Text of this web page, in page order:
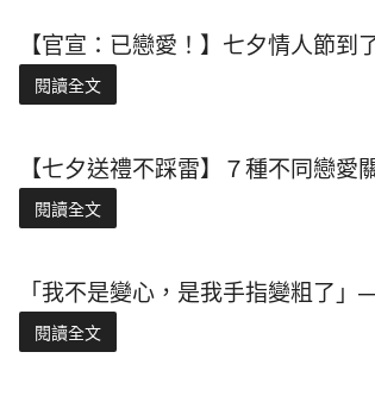
【官宣：已戀愛！】七夕情人節
閱讀全文
【七夕送禮不踩雷】７種不同戀
閱讀全文
「我不是變心，是我手指變粗了
閱讀全文